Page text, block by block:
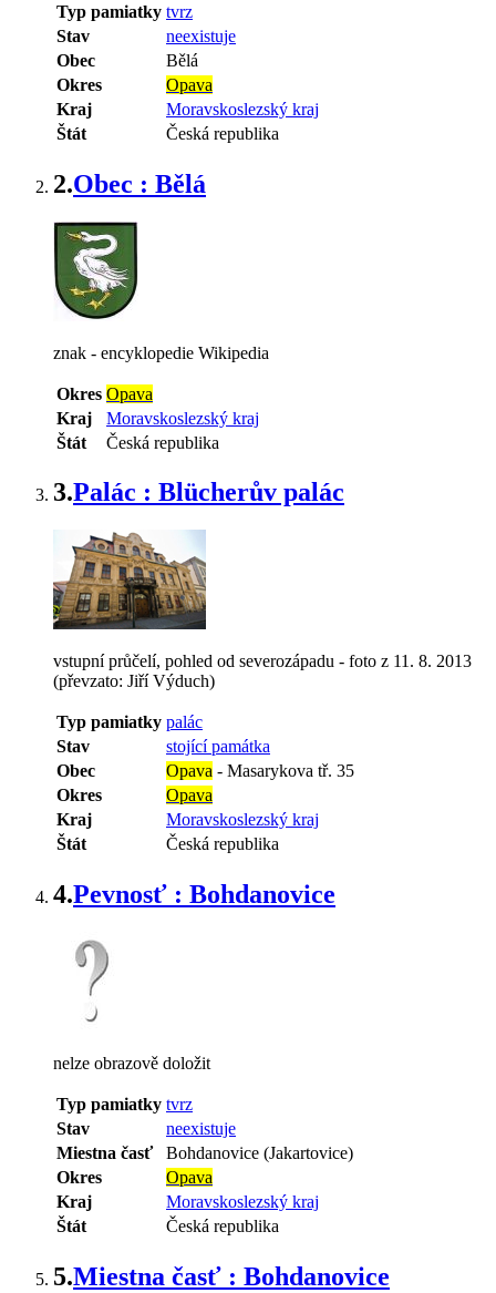
Typ pamiatky tvrz
Stav
neexistuje
Obec
Bělá
Okres
Opava
Kraj
Moravskoslezský kraj
Štát
Česká republika
2.Obec : Bělá
znak - encyklopedie Wikipedia
Okres Opava
Kraj
Moravskoslezský kraj
Štát
Česká republika
3.Palác : Blücherův palác
vstupní průčelí, pohled od severozápadu - foto z 11. 8. 2013
(převzato: Jiří Výduch)
Typ pamiatky palác
Stav
stojící památka
Obec
Opava - Masarykova tř. 35
Okres
Opava
Kraj
Moravskoslezský kraj
Štát
Česká republika
4.Pevnosť : Bohdanovice
nelze obrazově doložit
Typ pamiatky tvrz
Stav
neexistuje
Miestna časť
Bohdanovice (Jakartovice)
Okres
Opava
Kraj
Moravskoslezský kraj
Štát
Česká republika
5.Miestna časť : Bohdanovice